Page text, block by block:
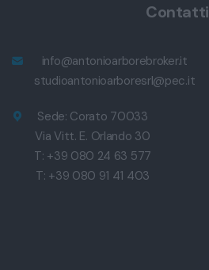
Contatti
info@antonioarborebroker.it
studioantonioarboresrl@pec.it
Sede: Corato 70033
Via Vitt. E. Orlando 30
T: +39 080 24 63 577
T: +39 080 91 41 403